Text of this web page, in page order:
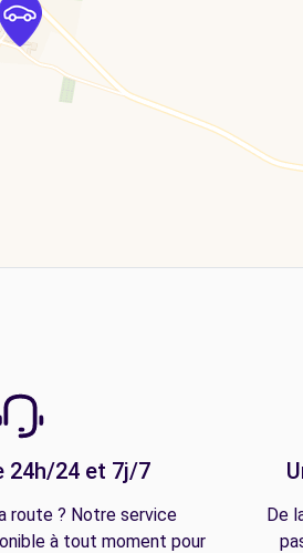
24h/24 et 7j/7
route ? Notre service
à tout moment pour
De